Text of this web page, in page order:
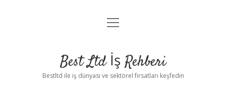
Anasayfa
Yasal Uyarı
menüyü
Best Ltd İş Rehberi
Bestltd ile iş dünyası ve sektörel fırsatları keşfedin